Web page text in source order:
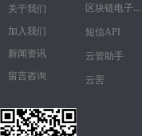
云管助手
关于我们
加入我们
新闻资讯
留言咨询
短信API
区块链电子合同
云罟